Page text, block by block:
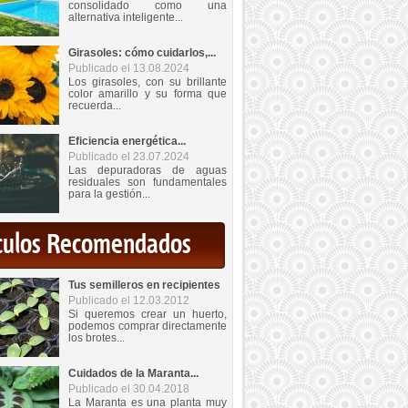
consolidado como una
alternativa inteligente...
Girasoles: cómo cuidarlos,...
Publicado el 13.08.2024
Los girasoles, con su brillante
color amarillo y su forma que
recuerda...
Eficiencia energética...
Publicado el 23.07.2024
Las depuradoras de aguas
residuales son fundamentales
para la gestión...
Recomendados
Tus semilleros en recipientes
Publicado el 12.03.2012
Si queremos crear un huerto,
podemos comprar directamente
los brotes...
Cuidados de la Maranta...
Publicado el 30.04.2018
La Maranta es una planta muy